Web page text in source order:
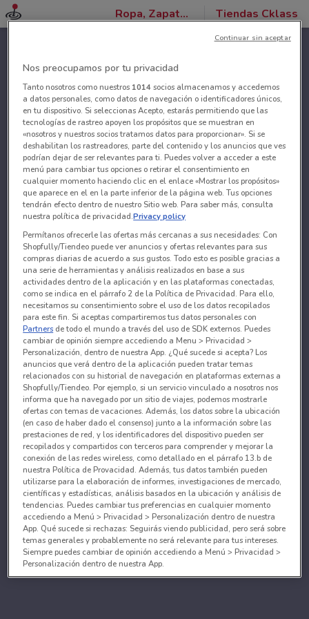
Ropa, Zapatos y Accesorios Tiendas Cklass
Nos preocupamos por tu privacidad
Tanto nosotros como nuestros 1014socios almacenamos y accedemos
a datos personales, como datos de navegación o identificadores únicos,
en tu dispositivo. Si seleccionas Acepto, estarás permitiendo que las
tecnologías de rastreo apoyen los propósitos que se muestran en
«nosotros y nuestros socios tratamos datos para proporcionar». Si se
deshabilitan los rastreadores, parte del contenido y los anuncios que ves
podrían dejar de ser relevantes para ti. Puedes volver a acceder a este
menú para cambiar tus opciones o retirar el consentimiento en
cualquier momento haciendo clic en el enlace «Mostrar los propósitos»
que aparece en el en la parte inferior de la página web. Tus opciones
tendrán efecto dentro de nuestro Sitio web. Para saber más, consulta
nuestra política de privacidad.Privacy policy
Permítanos ofrecerle las ofertas más cercanas a sus necesidades: Con
Shopfully/Tiendeo puede ver anuncios y ofertas relevantes para sus
compras diarias de acuerdo a sus gustos. Todo esto es posible gracias a
una serie de herramientas y análisis realizados en base a sus
actividades dentro de la aplicación y en las plataformas conectadas,
como se indica en el párrafo 2 de la Política de Privacidad. Para ello,
necesitamos su consentimiento sobre el uso de los datos recopilados
para este fin. Si aceptas compartiremos tus datos personales con
Partners de todo el mundo a través del uso de SDK externos. Puedes
cambiar de opinión siempre accediendo a Menu > Privacidad >
Personalización, dentro de nuestra App. ¿Qué sucede si acepta? Los
anuncios que verá dentro de la aplicación pueden tratar temas
relacionados con su historial de navegación en plataformas externas a
Shopfully/Tiendeo. Por ejemplo, si un servicio vinculado a nosotros nos
informa que ha navegado por un sitio de viajes, podemos mostrarle
ofertas con temas de vacaciones. Además, los datos sobre la ubicación
(en caso de haber dado el consenso) junto a la información sobre las
prestaciones de red, y los identificadores del dispositivo pueden ser
recopilados y compartidos con terceros para comprender y mejorar la
conexión de las redes wireless, como detallado en el párrafo 13.b de
nuestra Política de Provacidad. Además, tus datos también pueden
utilizarse para la elaboración de informes, investigaciones de mercado,
científicas y estadísticas, análisis basados en la ubicación y análisis de
tendencias. Puedes cambiar tus preferencias en cualquier momento
accediendo a Menú > Privacidad > Personalización dentro de nuestra
App. Qué sucede si rechazas: Seguirás viendo publicidad, pero será sobre
temas generales y probablemente no será relevante para tus intereses.
Siempre puedes cambiar de opinión accediendo a Menú > Privacidad >
Personalización dentro de nuestra App.
Continuar sin aceptar